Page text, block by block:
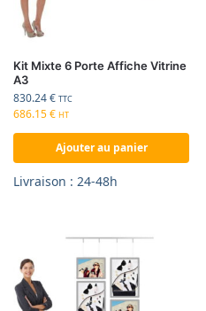
Kit Mixte 6 Porte Affiche Vitrine
A3
830.24€ TTC
686.15€ HT
Ajouter au panier
Livraison : 24-48h